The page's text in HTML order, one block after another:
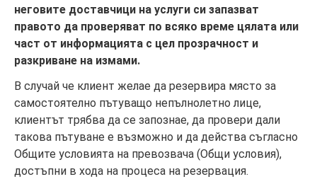
неговите доставчици на услуги си запазват
правото да проверяват по всяко време цялата или
част от информацията с цел прозрачност и
разкриване на измами.
В случай че клиент желае да резервира място за
самостоятелно пътуващо непълнолетно лице,
клиентът трябва да се запознае, да провери дали
такова пътуване е възможно и да действа съгласно
Общите условията на превозвача (Общи условия),
достъпни в хода на процеса на резервация.